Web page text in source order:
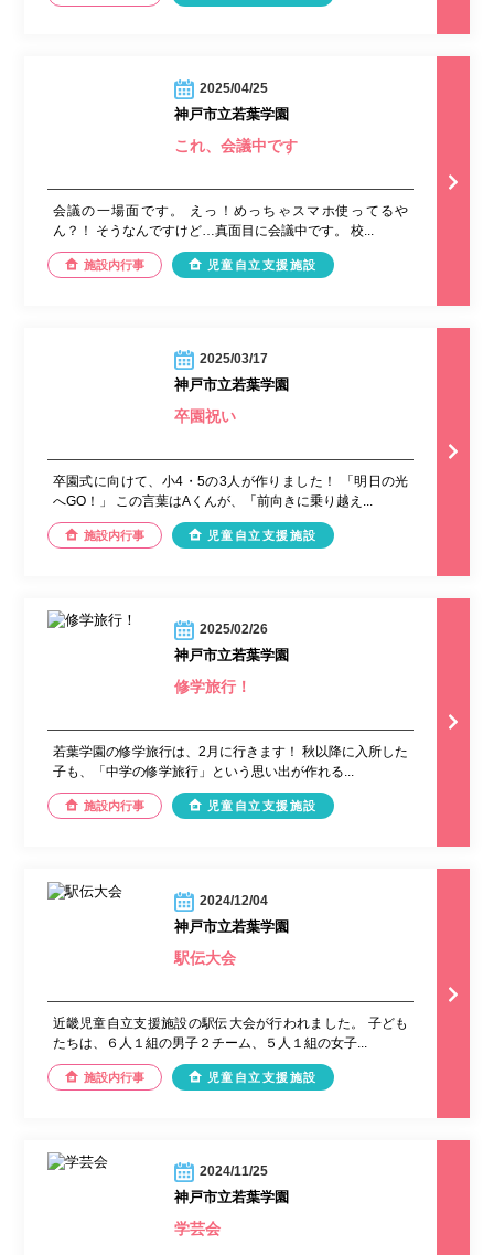
2025/04/25
神戸市立若葉学園
これ、会議中です
会議の一場面です。 えっ！めっちゃスマホ使ってるや
ん？！ そうなんですけど…真面目に会議中です。 校...
施設内行事 児童自立支援施設
2025/03/17
神戸市立若葉学園
卒園祝い
卒園式に向けて、小4・5の3人が作りました！ 「明日の光
へGO！」 この言葉はAくんが、「前向きに乗り越え...
施設内行事 児童自立支援施設
2025/02/26
神戸市立若葉学園
修学旅行！
若葉学園の修学旅行は、2月に行きます！ 秋以降に入所した
子も、「中学の修学旅行」という思い出が作れる...
施設内行事 児童自立支援施設
2024/12/04
神戸市立若葉学園
駅伝大会
近畿児童自立支援施設の駅伝大会が行われました。 子ども
たちは、６人１組の男子２チーム、５人１組の女子...
施設内行事 児童自立支援施設
2024/11/25
神戸市立若葉学園
学芸会